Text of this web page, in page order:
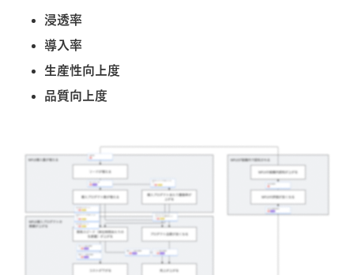
浸透率
導入率
生産性向上度
品質向上度